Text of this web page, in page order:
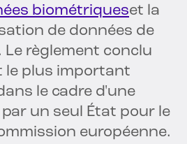
biométriqueset la
de données de
règlement conclu
le plus important
le cadre d'une
un seul État pour le
européenne.